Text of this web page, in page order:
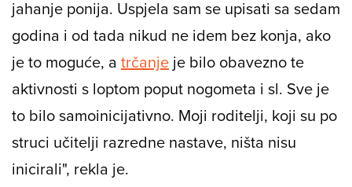
znala da je to - to. Međutim, tada nisam mogla
upisati školu jahanja, već samo dolaziti na
jahanje ponija. Uspjela sam se upisati sa sedam
godina i od tada nikud ne idem bez konja, ako
je to moguće, atrčanjeje bilo obavezno te
aktivnosti s loptom poput nogometa i sl. Sve je
to bilo samoinicijativno. Moji roditelji, koji su po